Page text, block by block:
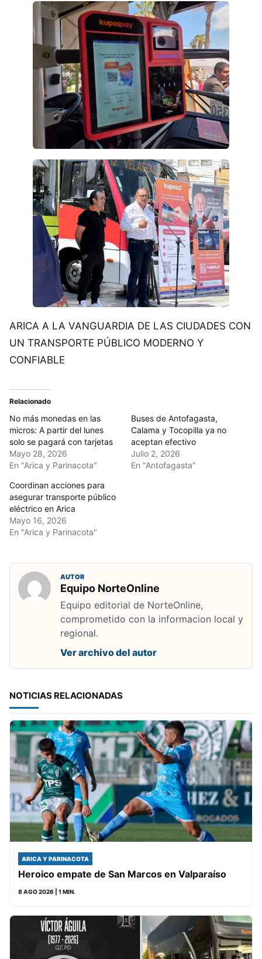
ARICA A LA VANGUARDIA DE LAS CIUDADES CON
UN TRANSPORTE PÚBLICO MODERNO Y
CONFIABLE
Relacionado
No más monedas en las
micros: A partir del lunes
solo se pagará con tarjetas
Mayo 28, 2026
En "Arica y Parinacota"
Buses de Antofagasta,
Calama y Tocopilla ya no
aceptan efectivo
Julio 2, 2026
En "Antofagasta"
Coordinan acciones para
asegurar transporte público
eléctrico en Arica
Mayo 16, 2026
En "Arica y Parinacota"
AUTOR
Equipo NorteOnline
Equipo editorial de NorteOnline,
comprometido con la informacion local y
regional.
Ver archivo del autor
NOTICIAS RELACIONADAS
ARICA Y PARINACOTA
Heroico empate de San Marcos en Valparaíso
8 AGO 2026 | 1 MIN.